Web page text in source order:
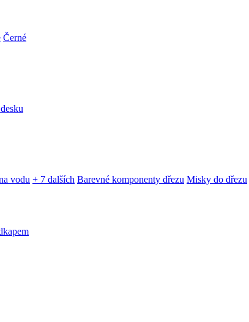
Černé
vodu + 7 dalších Barevné komponenty dřezu Misky do dřezu